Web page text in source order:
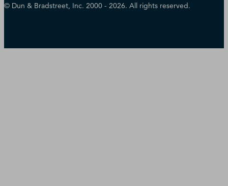
© Dun & Bradstreet, Inc. 2000 - 2026. All rights reserved.